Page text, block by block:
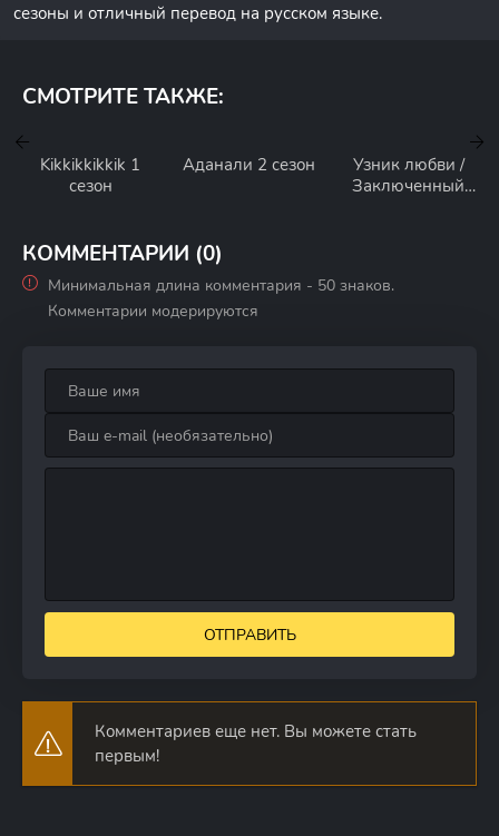
сезоны и отличный перевод на русском языке.
СМОТРИТЕ ТАКЖЕ:
Kikkikkikkik 1
сезон
Аданали 2 сезон
Узник любви /
Заключенный
КОММЕНТАРИИ (0)
Минимальная длина комментария - 50 знаков.
Комментарии модерируются
ОТПРАВИТЬ
Комментариев еще нет. Вы можете стать
первым!